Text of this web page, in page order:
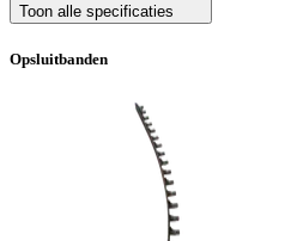
Toon alle specificaties
Opsluitbanden